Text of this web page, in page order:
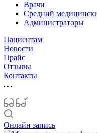
Врачи
Средний
Администраторы
Пациентам
Новости
Прайс
Отзывы
Контакты
Онлайн запись